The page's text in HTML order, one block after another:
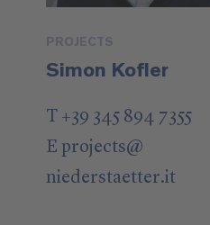
PROJECTS
Simon Kofler
T +39 345 894 7355
E projects@
niederstaetter.it